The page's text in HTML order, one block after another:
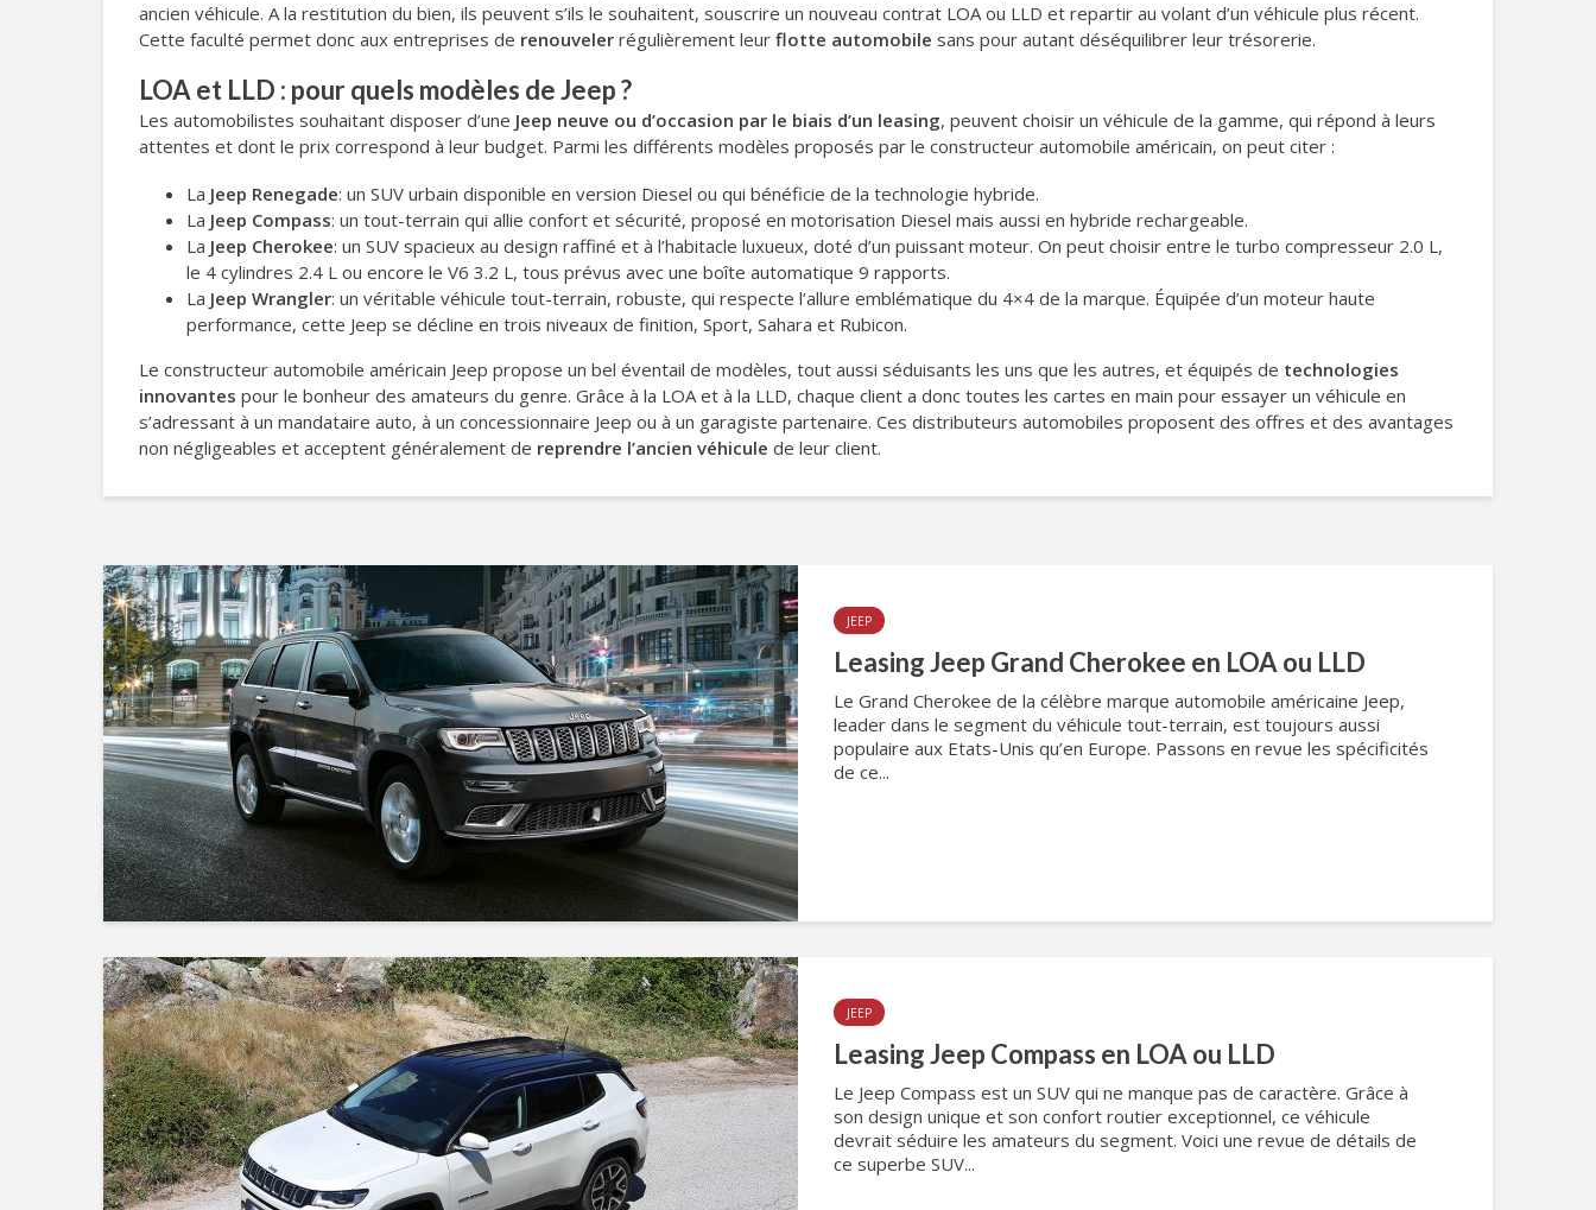
ancien véhicule. A la restitution du bien, ils peuvent s’ils le souhaitent, souscrire un nouveau contrat LOA ou LLD et repartir au volant d’un véhicule plus récent.
Cette faculté permet donc aux entreprises de renouveler régulièrement leur flotte automobile sans pour autant déséquilibrer leur trésorerie.
LOA et LLD : pour quels modèles de Jeep ?
Les automobilistes souhaitant disposer d’une Jeep neuve ou d’occasion par le biais d’un leasing, peuvent choisir un véhicule de la gamme, qui répond à leurs
attentes et dont le prix correspond à leur budget. Parmi les différents modèles proposés par le constructeur automobile américain, on peut citer :
La Jeep Renegade: un SUV urbain disponible en version Diesel ou qui bénéficie de la technologie hybride.
La Jeep Compass: un tout-terrain qui allie confort et sécurité, proposé en motorisation Diesel mais aussi en hybride rechargeable.
La Jeep Cherokee: un SUV spacieux au design raffiné et à l’habitacle luxueux, doté d’un puissant moteur. On peut choisir entre le turbo compresseur 2.0 L,
le 4 cylindres 2.4 L ou encore le V6 3.2 L, tous prévus avec une boîte automatique 9 rapports.
La Jeep Wrangler: un véritable véhicule tout-terrain, robuste, qui respecte l’allure emblématique du 4×4 de la marque. Équipée d’un moteur haute
performance, cette Jeep se décline en trois niveaux de finition, Sport, Sahara et Rubicon.
Le constructeur automobile américain Jeep propose un bel éventail de modèles, tout aussi séduisants les uns que les autres, et équipés de technologies
innovantes pour le bonheur des amateurs du genre. Grâce à la LOA et à la LLD, chaque client a donc toutes les cartes en main pour essayer un véhicule en
s’adressant à un mandataire auto, à un concessionnaire Jeep ou à un garagiste partenaire. Ces distributeurs automobiles proposent des offres et des avantages
non négligeables et acceptent généralement de reprendre l’ancien véhicule de leur client.
JEEP
Leasing Jeep Grand Cherokee en LOA ou LLD
Le Grand Cherokee de la célèbre marque automobile américaine Jeep,
leader dans le segment du véhicule tout-terrain, est toujours aussi
populaire aux Etats-Unis qu’en Europe. Passons en revue les spécificités
de ce...
JEEP
Leasing Jeep Compass en LOA ou LLD
Le Jeep Compass est un SUV qui ne manque pas de caractère. Grâce à
son design unique et son confort routier exceptionnel, ce véhicule
devrait séduire les amateurs du segment. Voici une revue de détails de
ce superbe SUV...